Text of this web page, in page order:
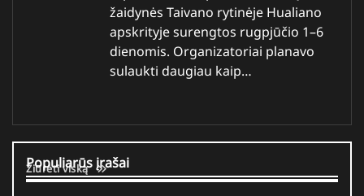
žaidynės Taivano rytinėje Hualiano
apskrityje surengtos rugpjūčio 1–6
dienomis. Organizatoriai planavo
sulaukti daugiau kaip…
Populiarūs įrašai
Žiūrėti viską